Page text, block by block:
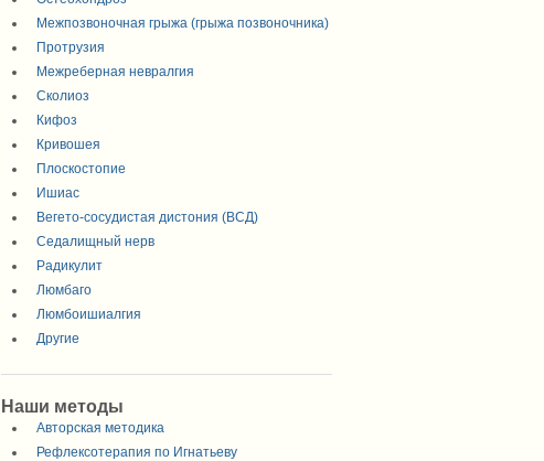
Межпозвоночная грыжа (грыжа позвоночника)
Протрузия
Межреберная невралгия
Сколиоз
Кифоз
Кривошея
Плоскостопие
Ишиас
Вегето-сосудистая дистония (ВСД)
Седалищный нерв
Радикулит
Люмбаго
Люмбоишиалгия
Другие
Наши методы
Авторская методика
Рефлексотерапия по Игнатьеву